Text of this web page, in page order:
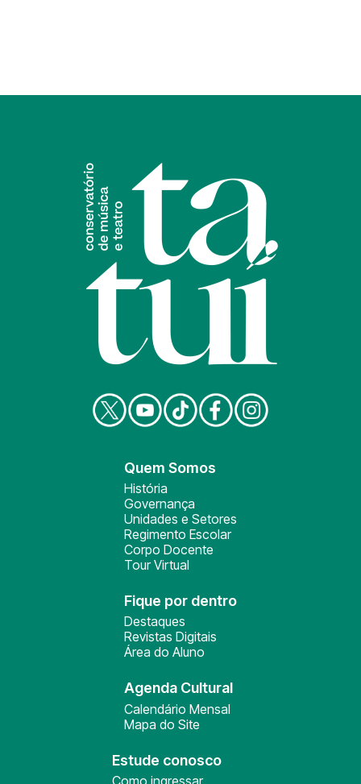
Quem Somos
História
Governança
Unidades e Setores
Regimento Escolar
Corpo Docente
Tour Virtual
Fique por dentro
Destaques
Revistas Digitais
Área do Aluno
Agenda Cultural
Calendário Mensal
Mapa do Site
Estude conosco
Como ingressar